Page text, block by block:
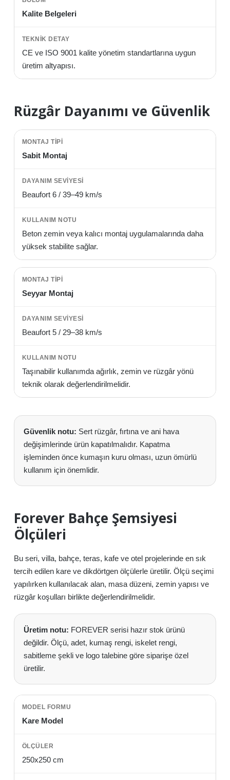
Kalite Belgeleri
CE ve ISO 9001 kalite yönetim standartlarına uygun
üretim altyapısı.
Rüzgâr Dayanımı ve Güvenlik
Sabit Montaj
Beaufort 6 / 39–49 km/s
Beton zemin veya kalıcı montaj uygulamalarında daha
yüksek stabilite sağlar.
Seyyar Montaj
Beaufort 5 / 29–38 km/s
Taşınabilir kullanımda ağırlık, zemin ve rüzgâr yönü
teknik olarak değerlendirilmelidir.
Güvenlik notu: Sert rüzgâr, fırtına ve ani hava
değişimlerinde ürün kapatılmalıdır. Kapatma
işleminden önce kumaşın kuru olması, uzun ömürlü
kullanım için önemlidir.
Forever Bahçe Şemsiyesi
Ölçüleri
Bu seri, villa, bahçe, teras, kafe ve otel projelerinde en sık
tercih edilen kare ve dikdörtgen ölçülerle üretilir. Ölçü seçimi
yapılırken kullanılacak alan, masa düzeni, zemin yapısı ve
rüzgâr koşulları birlikte değerlendirilmelidir.
Üretim notu: FOREVER serisi hazır stok ürünü
değildir. Ölçü, adet, kumaş rengi, iskelet rengi,
sabitleme şekli ve logo talebine göre siparişe özel
üretilir.
Kare Model
250x250 cm